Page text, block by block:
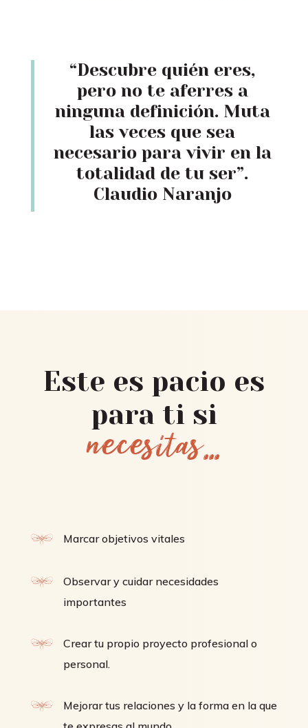
“Descubre quién eres,
pero no te aferres a
ninguna definición. Muta
las veces que sea
necesario para vivir en la
totalidad de tu ser”.
Claudio Naranjo
Este es pacio es
para ti si
necesitas...
Marcar objetivos vitales
Observar y cuidar necesidades
importantes
Crear tu propio proyecto profesional o
personal.
Mejorar tus relaciones y la forma en la que